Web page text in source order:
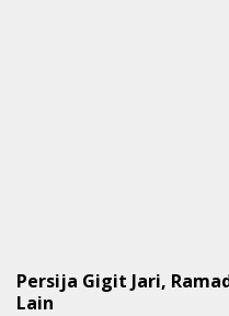
Persija Gigit Jari,
Lain